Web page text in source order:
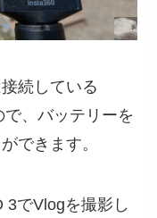
続している
で、バッテリーを
できます。
3でVlogを撮影し